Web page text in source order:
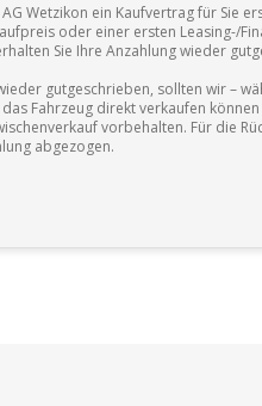
Wetzikon ein Kaufvertrag für Sie
oder einer ersten Leasing-/
Sie Ihre Anzahlung wieder
gutgeschrieben, sollten wir –
Fahrzeug direkt verkaufen
vorbehalten. Für die
abgezogen.